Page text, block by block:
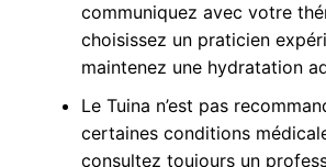
communiquez avec votre
choisissez un praticien
maintenez une hydratation
Le Tuina n’est pas
certaines conditions
consultez toujours un